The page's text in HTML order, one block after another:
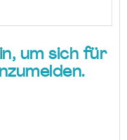
um sich für